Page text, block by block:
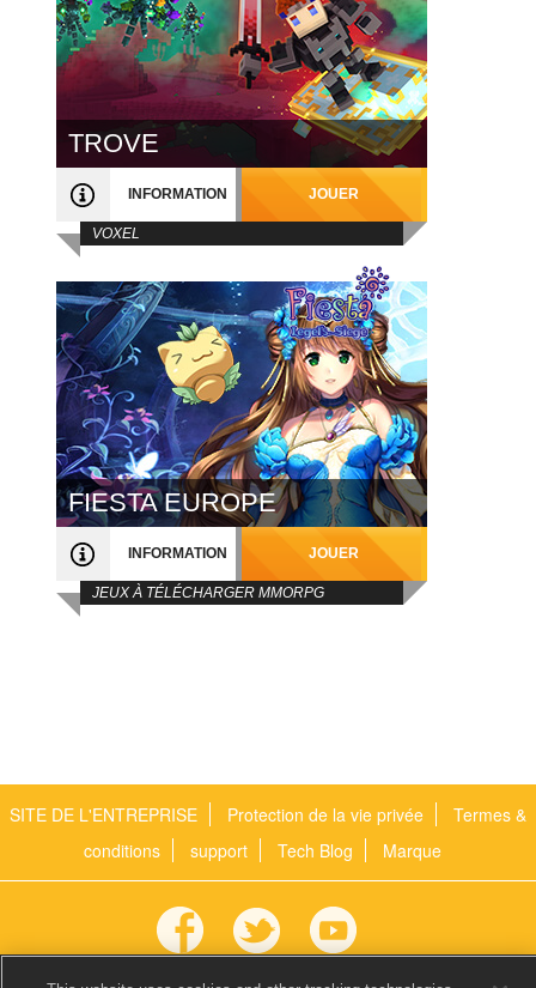
TROVE
INFORMATION JOUER
VOXEL
FIESTA EUROPE
INFORMATION JOUER
JEUX À TÉLÉCHARGER MMORPG
SITE DE L'ENTREPRISE Protection de la vie privée
Termes &
conditions
support Tech Blog Marque